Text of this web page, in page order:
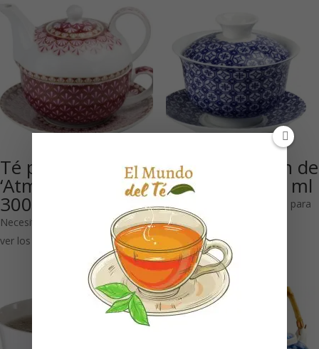
Té para un juego
‘Atmósfera’ rojo,
300 ml
Necesitas estar registrado para
ver los precios
Fuhao: Gaiwan de
porcelana 160 ml
Necesitas estar registrado para
ver los precios